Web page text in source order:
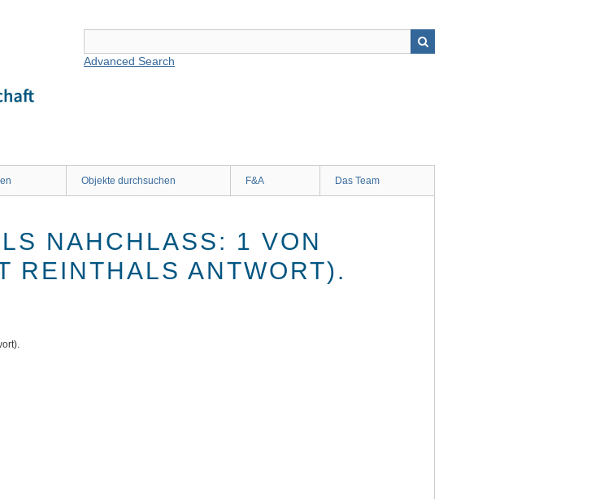
Advanced Search
Objekte durchsuchen F&A Das Team
NAHCHLASS: 1 VON P
ANTWORT).